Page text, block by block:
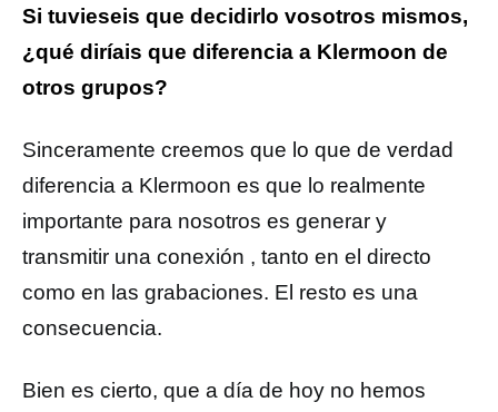
Si tuvieseis que decidirlo vosotros mismos,
¿qué diríais que diferencia a Klermoon de
otros grupos?
Sinceramente creemos que lo que de verdad
diferencia a Klermoon es que lo realmente
importante para nosotros es generar y
transmitir una conexión , tanto en el directo
como en las grabaciones. El resto es una
consecuencia.
Bien es cierto, que a día de hoy no hemos